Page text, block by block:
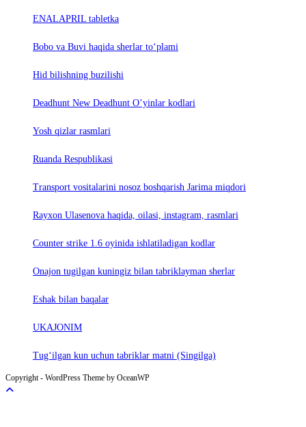
ENALAPRIL tabletka
Bobo va Buvi haqida sherlar to‘plami
Hid bilishning buzilishi
Deadhunt New Deadhunt O’yinlar kodlari
Yosh qizlar rasmlari
Ruanda Respublikasi
Trаnsport vositаlаrini nosoz boshqаrish Jаrimа miqdori
Rayxon Ulasenova haqida, oilasi, instagram, rasmlari
Counter strike 1.6 oyinida ishlatiladigan kodlar
Onajon tugilgan kuningiz bilan tabriklayman sherlar
Eshak bilan baqalar
UKAJONIM
Tug‘ilgan kun uchun tabriklar matni (Singilga)
Copyright - WordPress Theme by OceanWP